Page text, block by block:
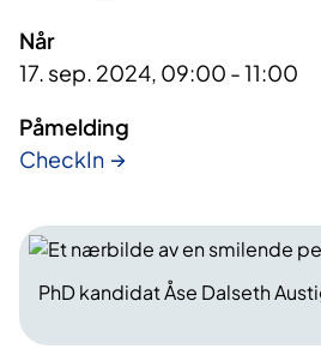
Når
17. sep. 2024, 09:00 - 11:00
Påmelding
CheckIn
PhD kandidat Åse Dalseth